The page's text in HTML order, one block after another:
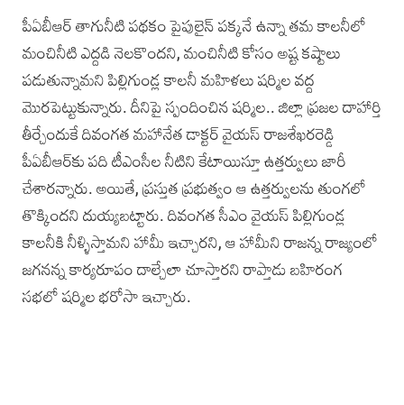
పీఏబీఆర్ తాగునీటి పథకం పైపులైన్ పక్కనే ఉన్నా తమ కాలనీలో
మంచినీటి ఎద్దడి నెలకొందని, మంచినీటి కోసం అష్ట కష్టాలు
పడుతున్నామని పిల్లిగుండ్ల కాలనీ మహిళలు షర్మిల వద్ద
మొరపెట్టుకున్నారు. దీనిపై స్పందించిన షర్మిల.. జిల్లా ప్రజల దాహార్తి
తీర్చేందుకే దివంగత మహానేత డాక్టర్ వై‌యస్ రాజశేఖరరెడ్డి
‌పీఏబీఆర్‌కు పది టీఎంసీల నీటిని కేటాయిస్తూ ఉత్తర్వులు జారీ
చేశారన్నారు. అయితే, ప్రస్తుత ప్రభుత్వం ఆ ఉత్తర్వులను తుంగలో
తొక్కిందని దుయ్యబట్టారు. దివంగత సీఎం వైయస్ పిల్లిగుండ్ల
కాలనీకి నీళ్ళిస్తామని హామీ ఇచ్చారని, ఆ హామీని రాజన్న రాజ్యంలో
జగనన్న కార్యరూపం దాల్చేలా చూస్తారని రాప్తాడు బహిరంగ
సభలో షర్మిల భరోసా ఇచ్చారు.